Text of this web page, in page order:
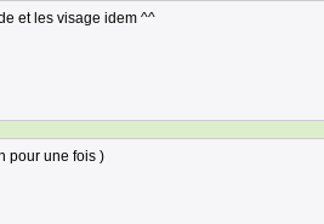
et les visage idem ^^
pour une fois )